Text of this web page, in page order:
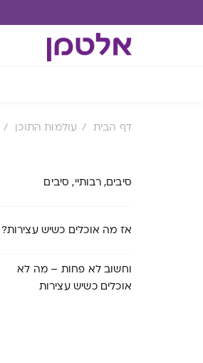
דף הבית עולמות התוכן
סיבים, רבותיי, סיבים
אז מה אוכלים כשיש עצירות?
וחשוב לא פחות – מה לא
אוכלים כשיש עצירות